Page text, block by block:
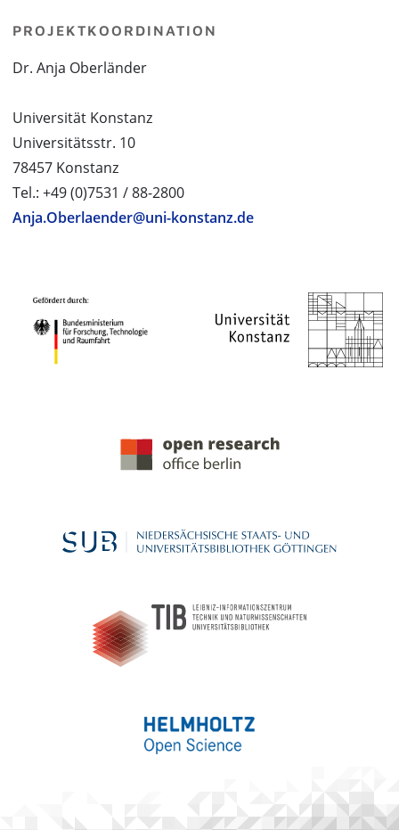
PROJEKTKOORDINATION
Dr. Anja Oberländer
Universität Konstanz
Universitätsstr. 10
78457 Konstanz
Tel.: +49 (0)7531 / 88-2800
Anja.Oberlaender@uni-konstanz.de